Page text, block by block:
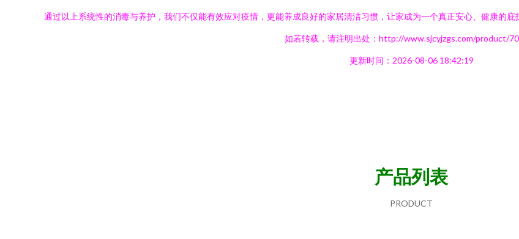
通过以上系统性的消毒与养护，我们不仅能有效应对疫情，更能养成良好的家居清洁习惯，让家成为一个真正安心、健康的庇
如若转载，请注明出处：http://www.sjcyjzgs.com/product/
更新时间：2026-08-06 18:42:19
产品列表
PRODUCT